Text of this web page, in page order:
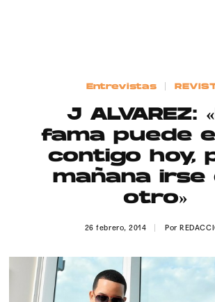
Contacto
Aviso Legal
© 2015-2022 UMOMAG. PROPIEDAD DE UMO
DERECHOS RESERVADOS.
Entrevistas
J ALVAREZ:
fama puede
contigo hoy,
mañana irse
otro»
26 febrero, 2014 Por